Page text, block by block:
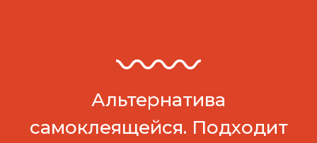
Альтернатива
самоклеящейся. Подходит